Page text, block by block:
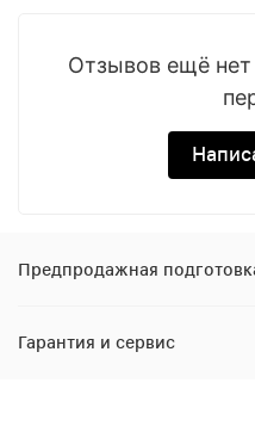
Отзывов ещё
Предпродажная
Гарантия и сервис